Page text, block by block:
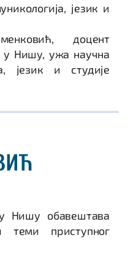
језик и
доцент
у Нишу, ужа научна
језик и студије
Нишу обавештава
приступног